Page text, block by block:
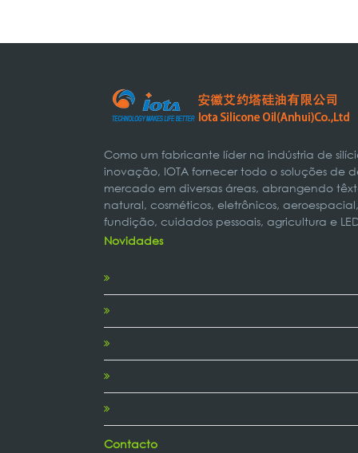
Como um fabricante líder na indústria de
inovação, IOTA fornecer todo o soluções de
mercado em diversas áreas, abrangendo
natural, cosméticos, eletrônicos,
fundição, cuidados pessoais, agricultura e
Novidades
Contacto